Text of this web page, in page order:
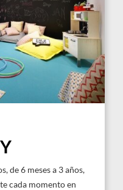
de 6 meses a 3 años,
cada momento en